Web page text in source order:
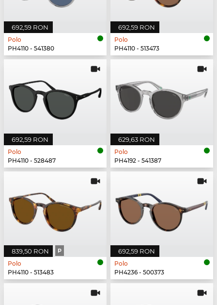
692,59 RON
Polo
PH4110 - 541380
692,59 RON
Polo
PH4110 - 513473
692,59 RON
Polo
PH4110 - 528487
629,63 RON
Polo
PH4192 - 541387
839,50 RON P
Polo
PH4110 - 513483
692,59 RON
Polo
PH4236 - 500373